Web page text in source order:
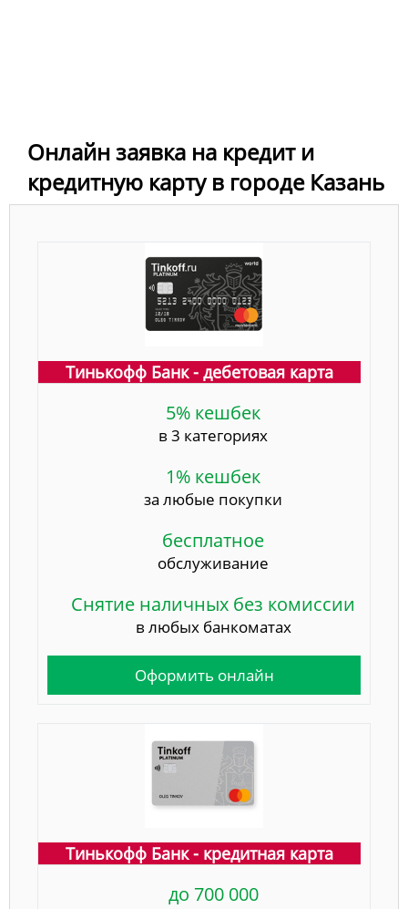
Онлайн заявка на кредит и
кредитную карту в городе Казань
Тинькофф Банк - дебетовая карта
5% кешбек
в 3 категориях
1% кешбек
за любые покупки
бесплатное
обслуживание
Снятие наличных без комиссии
в любых банкоматах
Оформить онлайн
Тинькофф Банк - кредитная карта
до 700 000